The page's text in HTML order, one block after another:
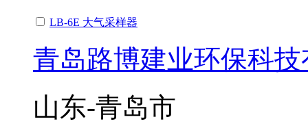
LB-6E 大气采样器
青岛路博建业环保科
山东-青岛市